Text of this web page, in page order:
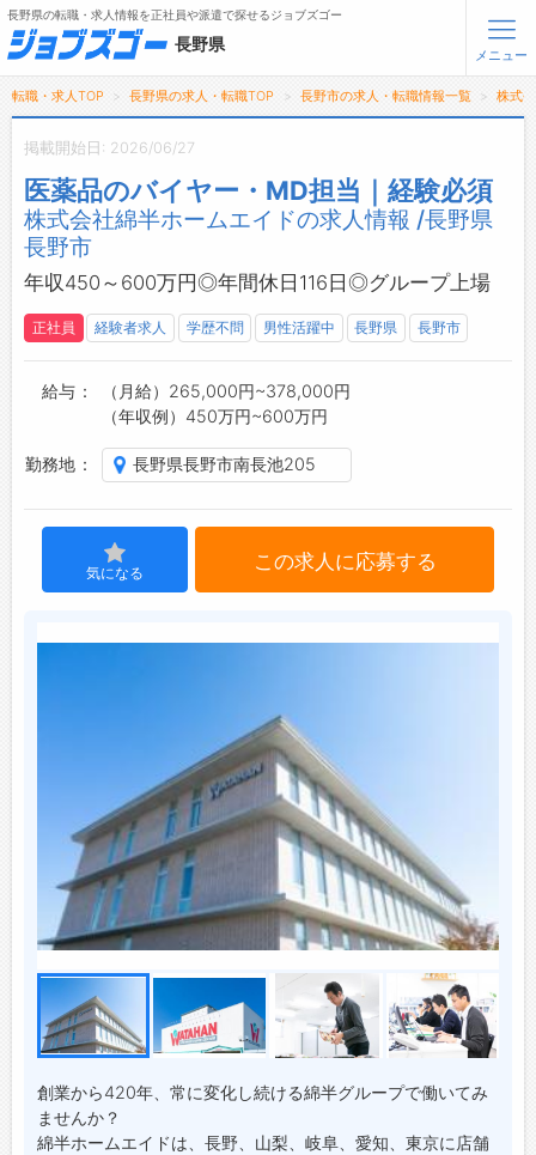
メニュー
トップ
詳細情報で求人を探す
【初めての方へ】
長野県の求人検索で選ばれる理由
転職支援サービスについて
転職支援サービス
転職・採用コラム
ジョブズゴーについて
会社概要
長野県の転職・求人情報を正社員や派遣で探せるジョブズゴー
長野県
メニュー
転職・求人TOP 長野県の求人・転職TOP 長野市の求人・転職情報一覧 株式
掲載開始日: 2026/06/27
医薬品のバイヤー・MD担当｜経験必須
株式会社綿半ホームエイドの求人情報 /長野県
長野市
年収450～600万円◎年間休日116日◎グループ上場
正社員 経験者求人 学歴不問 男性活躍中 長野県 長野市
給与
（月給）265,000円~378,000円
（年収例）450万円~600万円
勤務地 長野県長野市南長池205
気になる この求人に応募する
創業から420年、常に変化し続ける綿半グループで働いてみ
ませんか？
綿半ホームエイドは、長野、山梨、岐阜、愛知、東京に店舗